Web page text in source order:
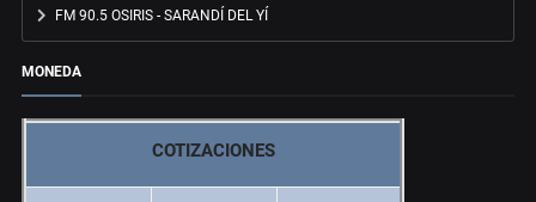
FM 90.5 OSIRIS - SARANDÍ DEL YÍ
MONEDA
COTIZACIONES